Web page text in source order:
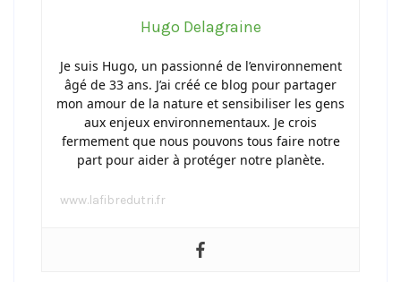
Hugo Delagraine
Je suis Hugo, un passionné de l’environnement
âgé de 33 ans. J’ai créé ce blog pour partager
mon amour de la nature et sensibiliser les gens
aux enjeux environnementaux. Je crois
fermement que nous pouvons tous faire notre
part pour aider à protéger notre planète.
www.lafibredutri.fr